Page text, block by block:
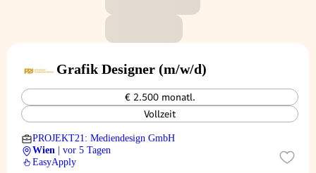
Grafik Designer (m/w/d)
€ 2.500 monatl.
Vollzeit
PROJEKT21: Mediendesign GmbH
Wien
| vor 5 Tagen
EasyApply